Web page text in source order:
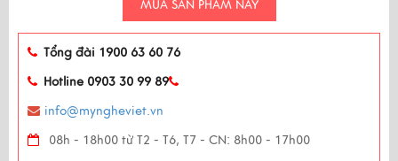
MUA SẢN PHẨM NÀY
Tổng đài 1900 63 60 76
Hotline 0903 30 99 89
info@myngheviet.vn
08h - 18h00 từ T2 - T6, T7 - CN: 8h00 - 17h00